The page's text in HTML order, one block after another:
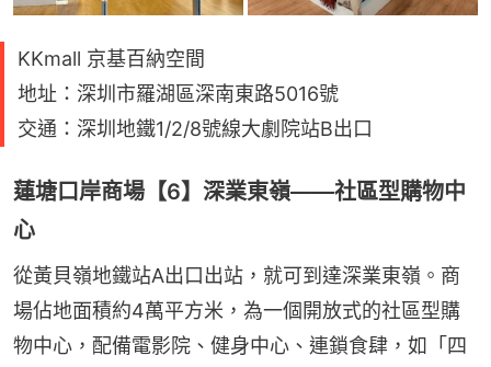
KKmall 京基百納空間
地址：深圳市羅湖區深南東路5016號
交通：深圳地鐵1/2/8號線大劇院站B出口
蓮塘口岸商場【6】深業東嶺——社區型購物中
心
從黃貝嶺地鐵站A出口出站，就可到達深業東嶺。商
場佔地面積約4萬平方米，為一個開放式的社區型購
物中心，配備電影院、健身中心、連鎖食肆，如「四